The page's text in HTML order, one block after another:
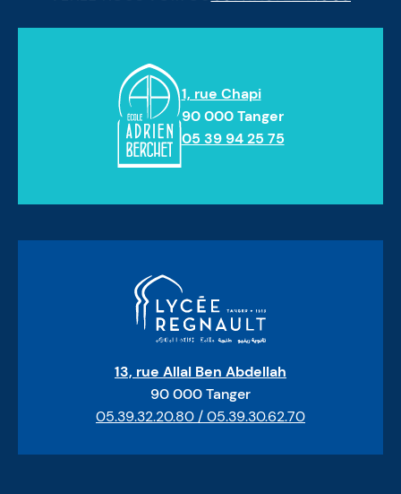
1, rue Chapi
90 000 Tanger
05 39 94 25 75
13, rue Allal Ben Abdellah
90 000 Tanger
05.39.32.20.80 / 05.39.30.62.70